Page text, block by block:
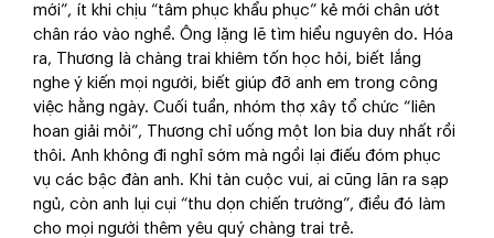
mới”, ít khi chịu “tâm phục khẩu phục” kẻ mới chân ướt
chân ráo vào nghề. Ông lặng lẽ tìm hiểu nguyên do. Hóa
ra, Thương là chàng trai khiêm tốn học hỏi, biết lắng
nghe ý kiến mọi người, biết giúp đỡ anh em trong công
việc hằng ngày. Cuối tuần, nhóm thợ xây tổ chức “liên
hoan giải mỏi”, Thương chỉ uống một lon bia duy nhất rồi
thôi. Anh không đi nghỉ sớm mà ngồi lại điếu đóm phục
vụ các bậc đàn anh. Khi tàn cuộc vui, ai cũng lăn ra sạp
ngủ, còn anh lụi cụi “thu dọn chiến trường”, điều đó làm
cho mọi người thêm yêu quý chàng trai trẻ.